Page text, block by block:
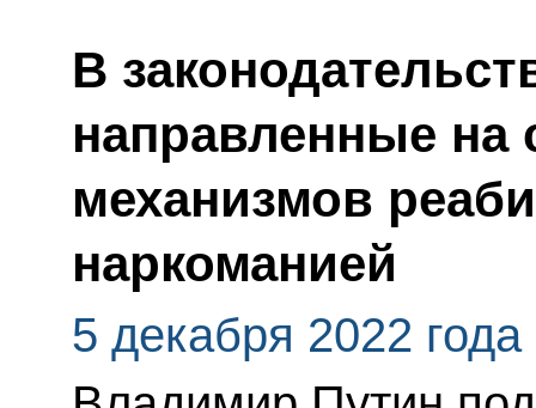
В
направленные на
механизмов
наркоманией
5 декабря 2022 года